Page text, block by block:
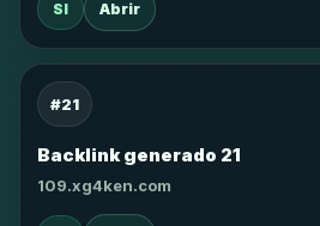
SI Abrir
#21
Backlink generado 21
109.xg4ken.com